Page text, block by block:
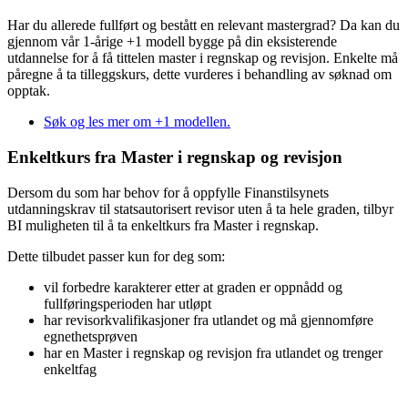
Har du allerede fullført og bestått en relevant mastergrad? Da kan du
gjennom vår 1-årige +1 modell bygge på din eksisterende
utdannelse for å få tittelen master i regnskap og revisjon. Enkelte må
påregne å ta tilleggskurs, dette vurderes i behandling av søknad om
opptak.
Søk og les mer om +1 modellen.
Enkeltkurs fra Master i regnskap og revisjon
Dersom du som har behov for å oppfylle Finanstilsynets
utdanningskrav til statsautorisert revisor uten å ta hele graden, tilbyr
BI muligheten til å ta enkeltkurs fra Master i regnskap.
Dette tilbudet passer kun for deg som:
vil forbedre karakterer etter at graden er oppnådd og
fullføringsperioden har utløpt
har revisorkvalifikasjoner fra utlandet og må gjennomføre
egnethetsprøven
har en Master i regnskap og revisjon fra utlandet og trenger
enkeltfag